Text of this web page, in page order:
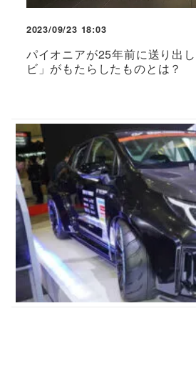
2023/09/23 18:03
パイオニアが25年前に送り出
ビ」がもたらしたものとは？